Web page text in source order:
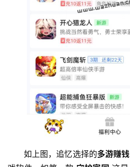
如上图，追忆选择的多游赚钱